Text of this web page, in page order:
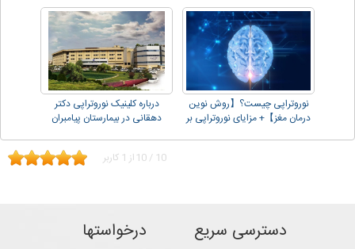
نوروتراپی چیست؟【روش نوین
درمان مغز】+ مزایای نوروتراپی بر
درباره کلینیک نوروتراپی دکتر
دهقانی در بیمارستان پیامبران
10 / 10 از 1 کاربر
دسترسی سریع درخواستها